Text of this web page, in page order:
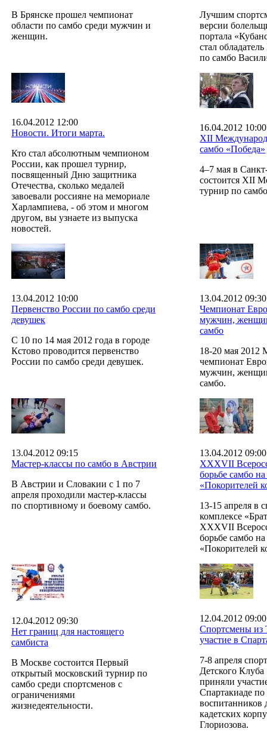
В Брянске прошел чемпионат
области по самбо среди мужчин и
женщин.
Лучшим
версии
портала
стал
по самбо
16.04.2012 12:00
Новости. Итоги марта.
Кто стал абсолютным чемпионом
России, как прошел турнир,
посвященный Дню защитника
Отечества, сколько медалей
завоевали россияне на мемориале
Харлампиева, - об этом и многом
другом, вы узнаете из выпуска
новостей.
16.04.2012 10:00
XII
самбо «Победа»
4–7 мая в
состоится XII
турнир по
13.04.2012 10:00
Первенство России по самбо среди
девушек
С 10 по 14 мая 2012 года в городе
Кстово проводится первенство
России по самбо среди девушек.
13.04.2012 09:30
Чемпионат
мужчин,
самбо
18-20 мая 2012
чемпионат
мужчин,
самбо.
13.04.2012 09:15
Мастер-классы по самбо в Австрии
В Австрии и Словакии с 1 по 7
апреля проходили мастер-классы
по спортивному и боевому самбо.
13.04.2012 09:00
XXXVII
борьбе самбо
«Покорителей
13-15 апреля в
комплексе
XXXVII
борьбе самбо
«Покорителей
12.04.2012 09:30
Нет границ для настоящего
самбиста
В Москве состоится Первый
открытый московский турнир по
самбо среди спортсменов с
ограничениями
жизнедеятельности.
12.04.2012 09:00
Спортсмены из
участие в
7-8 апреля
Детского
приняли
Спартакиаде по
воспитанников
кадетских
Глориозова.